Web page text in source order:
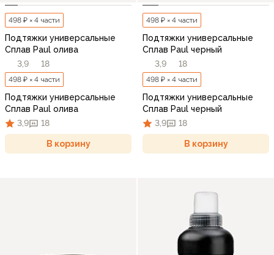
498 ₽ × 4 части
Подтяжки универсальные
Сплав Paul олива
3,9
18
498 ₽ × 4 части
Подтяжки универсальные
Сплав Paul олива
3,9
18
В корзину
498 ₽ × 4 части
Подтяжки универсальные
Сплав Paul черный
3,9
18
498 ₽ × 4 части
Подтяжки универсальные
Сплав Paul черный
3,9
18
В корзину